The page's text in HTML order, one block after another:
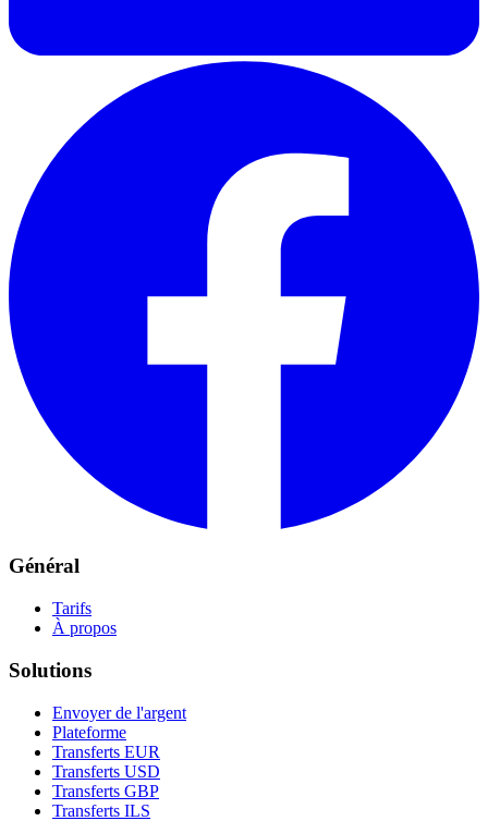
Général
Tarifs
À propos
Solutions
Envoyer de l'argent
Plateforme
Transferts EUR
Transferts USD
Transferts GBP
Transferts ILS